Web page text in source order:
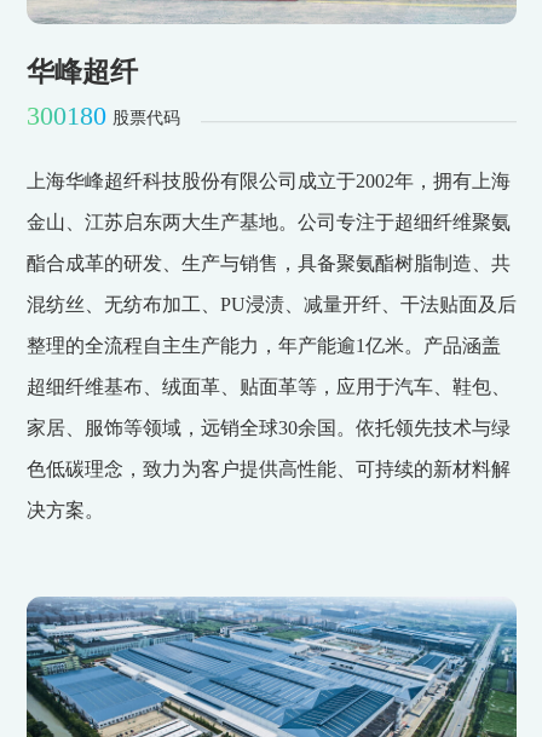
华峰超纤
300180 股票代码
上海华峰超纤科技股份有限公司成立于2002年，拥有上海
金山、江苏启东两大生产基地。公司专注于超细纤维聚氨
酯合成革的研发、生产与销售，具备聚氨酯树脂制造、共
混纺丝、无纺布加工、PU浸渍、减量开纤、干法贴面及后
整理的全流程自主生产能力，年产能逾1亿米。产品涵盖
超细纤维基布、绒面革、贴面革等，应用于汽车、鞋包、
家居、服饰等领域，远销全球30余国。依托领先技术与绿
色低碳理念，致力为客户提供高性能、可持续的新材料解
决方案。